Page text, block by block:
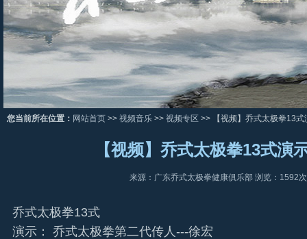
您当前所在位置： 网站首页 >> 视频音乐 >> 视频专区 >> 【视频】乔式太极拳13式
【视频】乔式太极拳13式演
来源：广东乔式太极拳健康俱乐部 浏览： 1592次
乔式太极拳13式
演示： 乔式太极拳第二代传人---徐宏